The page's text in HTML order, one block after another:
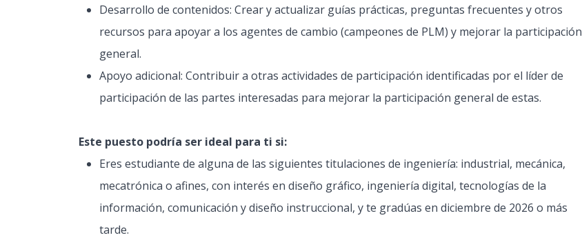
Desarrollo de contenidos: Crear y actualizar guías prácticas, preguntas frecuentes y otros
recursos para apoyar a los agentes de cambio (campeones de PLM) y mejorar la participación
general.
Apoyo adicional: Contribuir a otras actividades de participación identificadas por el líder de
participación de las partes interesadas para mejorar la participación general de estas.
Este puesto podría ser ideal para ti si:
Eres estudiante de alguna de las siguientes titulaciones de ingeniería: industrial, mecánica,
mecatrónica o afines, con interés en diseño gráfico, ingeniería digital, tecnologías de la
información, comunicación y diseño instruccional, y te gradúas en diciembre de 2026 o más
tarde.